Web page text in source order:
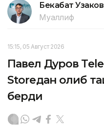
Бекабат Узаков
Муаллиф
15:15, 05 Август 2026
Павел Дуров
Storeдан олиб
берди